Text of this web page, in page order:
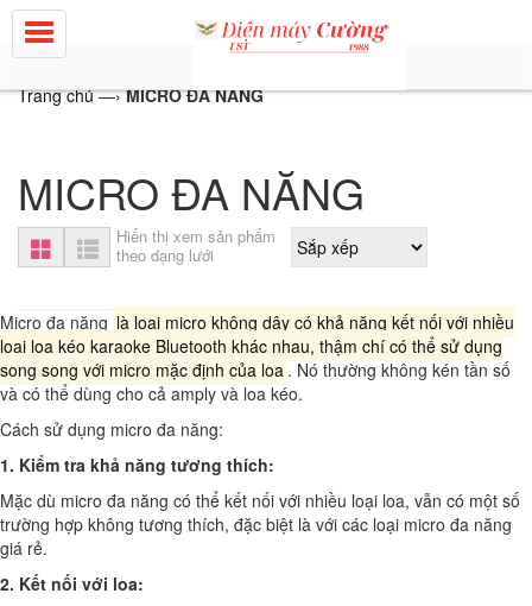
Trang chủ—› MICRO ĐA NĂNG
MICRO ĐA NĂNG
Hiển thị xem sản phẩm
theo dạng lưới
Micro đa năng là loại micro không dây có khả năng kết nối với nhiều
loại loa kéo karaoke Bluetooth khác nhau, thậm chí có thể sử dụng
song song với micro mặc định của loa . Nó thường không kén tần số
và có thể dùng cho cả amply và loa kéo.
Cách sử dụng micro đa năng:
1. Kiểm tra khả năng tương thích:
Mặc dù micro đa năng có thể kết nối với nhiều loại loa, vẫn có một số
trường hợp không tương thích, đặc biệt là với các loại micro đa năng
giá rẻ.
2. Kết nối với loa: